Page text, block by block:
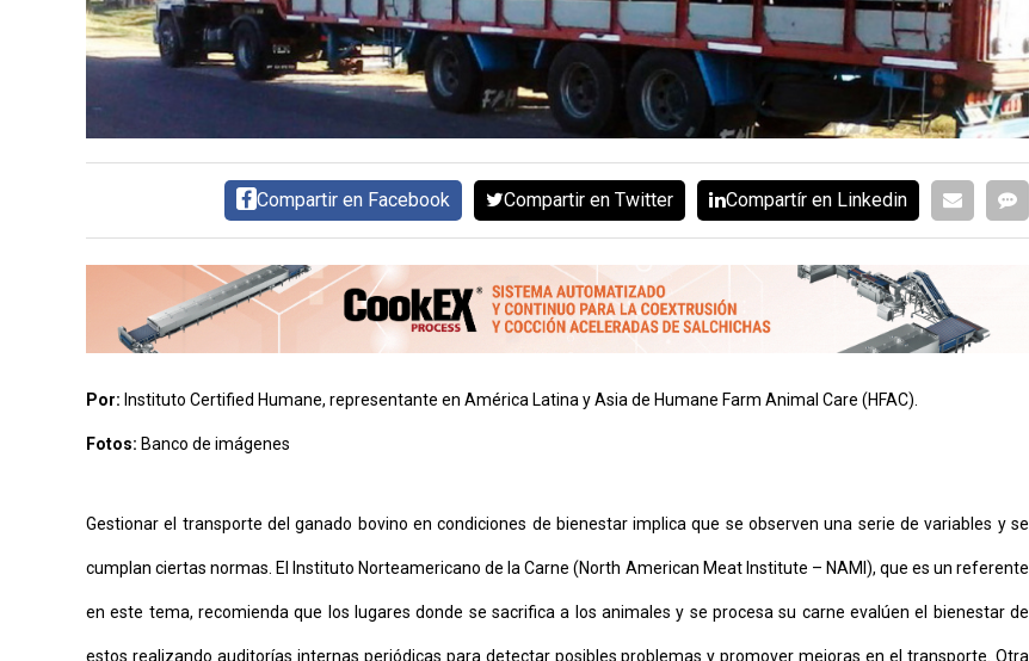
MEDIA KIT
CONTÁCTENOS
TÉRMINOS
CONDICIONES
Compartir en Facebook Compartir en Twitter Compartír en Linkedin
Por: Instituto Certified Humane, representante en América Latina y Asia de Humane Farm Animal Care (HFAC).
Fotos: Banco de imágenes
Gestionar el transporte del ganado bovino en condiciones de bienestar implica que se observen una serie de variables y se
cumplan ciertas normas. El Instituto Norteamericano de la Carne (North American Meat Institute – NAMI), que es un referente
en este tema, recomienda que los lugares donde se sacrifica a los animales y se procesa su carne evalúen el bienestar de
estos realizando auditorías internas periódicas para detectar posibles problemas y promover mejoras en el transporte. Otra